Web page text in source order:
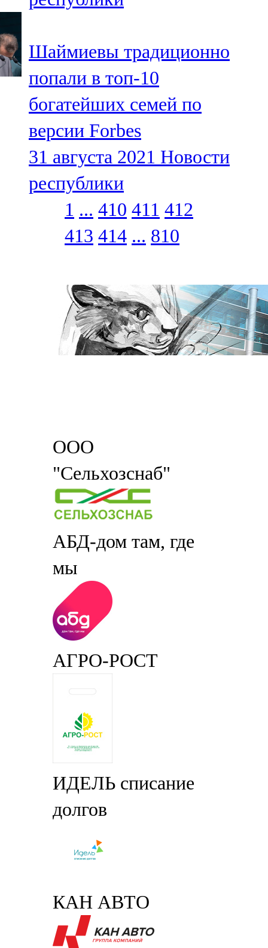
Шаймиевы традиционно
попали в топ-10
богатейших семей по
версии Forbes
31 августа 2021 Новости
республики
1 ... 410 411 412
413 414 ... 810
ООО
"Сельхозснаб"
АБД-дом там, где
мы
АГРО-РОСТ
ИДЕЛЬ списание
долгов
КАН АВТО